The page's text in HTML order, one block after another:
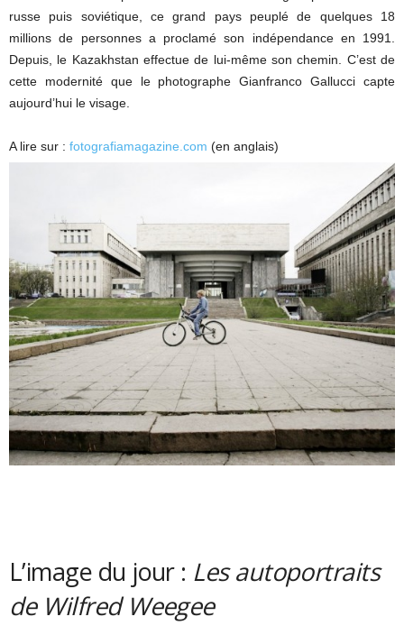
russe puis soviétique, ce grand pays peuplé de quelques 18
millions de personnes a proclamé son indépendance en 1991.
Depuis, le Kazakhstan effectue de lui-même son chemin. C’est de
cette modernité que le photographe Gianfranco Gallucci capte
aujourd’hui le visage.
A lire sur : fotografiamagazine.com (en anglais)
L’image du jour : Les autoportraits
de Wilfred Weegee